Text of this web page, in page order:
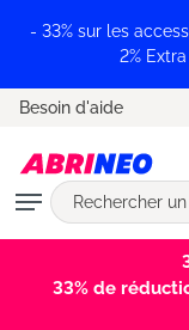
principal
- 33% sur les
2%
Besoin d'aide
33% de